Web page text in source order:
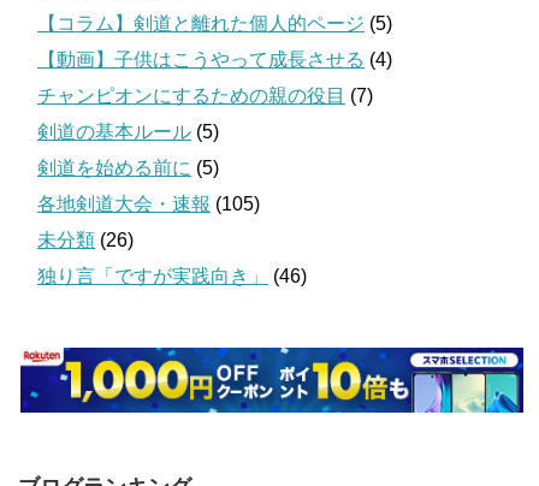
【コラム】剣道と離れた個人的ページ (5)
【動画】子供はこうやって成長させる (4)
チャンピオンにするための親の役目 (7)
剣道の基本ルール (5)
剣道を始める前に (5)
各地剣道大会・速報 (105)
未分類 (26)
独り言「ですが実践向き」
(46)